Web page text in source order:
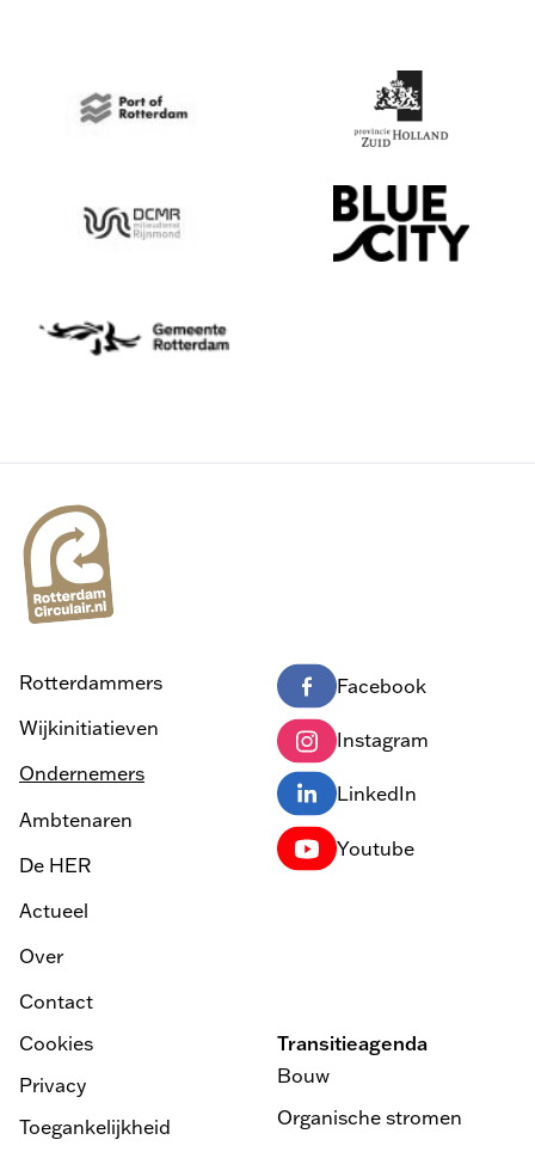
Rotterdammers
Wijkinitiatieven
Ondernemers
Ambtenaren
De HER
Actueel
Over
Contact
Facebook
Instagram
LinkedIn
Youtube
Cookies
Privacy
Toegankelijkheid
Transitieagenda
Bouw
Organische stromen